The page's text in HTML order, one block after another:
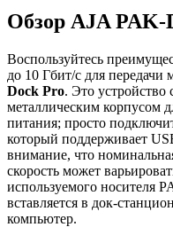
Обзор AJA
Воспользуйтесь
до 10 Гбит/с для
Dock Pro. Это
металлическим корпусом
питания; просто
который поддерживает
внимание, что
скорость может
используемого носителя
вставляется в док-
компьютер.